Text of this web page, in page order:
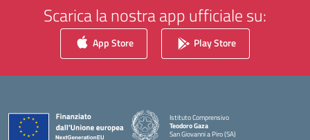
Scarica la nostra app ufficiale su:
App Store Play Store
Istituto Comprensivo
Teodoro Gaza
San Giovanni a Piro (SA)